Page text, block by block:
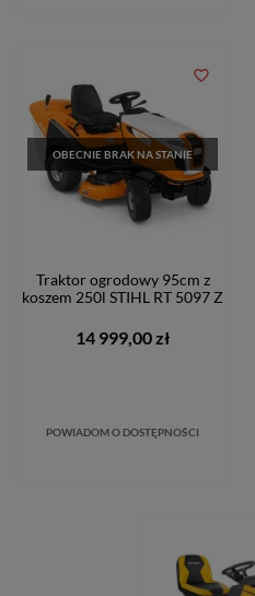
OBECNIE BRAK NA STANIE
Traktor ogrodowy 95cm z
koszem 250l STIHL RT 5097 Z
14 999,00 zł
POWIADOM O DOSTĘPNOŚCI
favorite_border